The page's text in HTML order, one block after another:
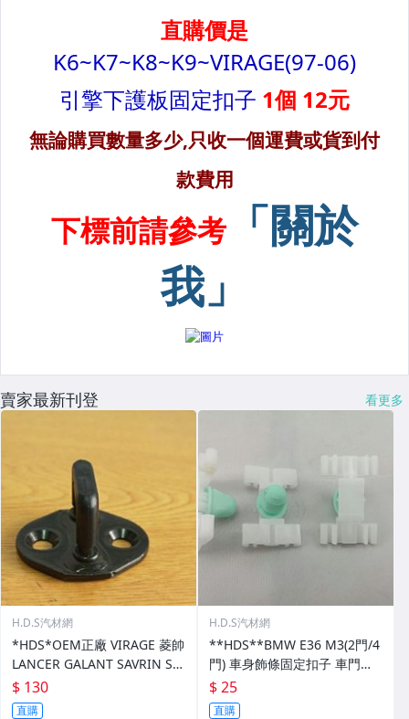
賣家最新刊登 看更多
H.D.S汽材網
*HDS*OEM正廠 VIRAGE 菱帥
LANCER GALANT SAVRIN SP
ACE GEAR 六角鎖擋止 車止
$ 130
直購
H.D.S汽材網
**HDS**BMW E36 M3(2門/4
門) 車身飾條固定扣子 車門外
側飾條固定扣子 車身飾條扣子
車門防撞條扣子
$ 25
直購